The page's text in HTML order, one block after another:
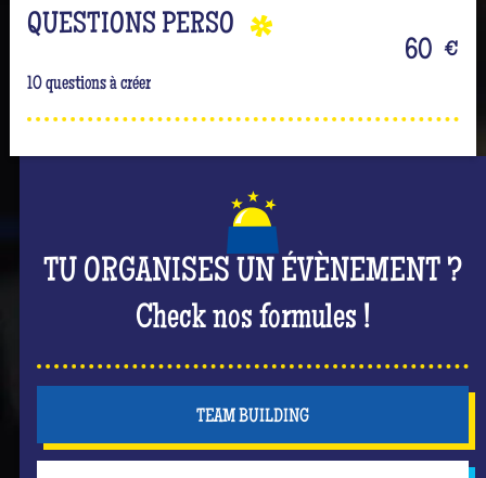
QUESTIONS PERSO
10 questions à créer
60 €
TU ORGANISES UN ÉVÈNEMENT ?
Check nos formules !
TEAM BUILDING